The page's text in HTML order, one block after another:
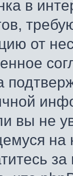
в
от
вы не